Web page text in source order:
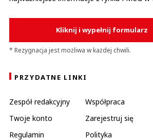
Kliknij i wypełnij formularz
* Rezygnacja jest możliwa w każdej chwili.
PRZYDATNE LINKI
Zespół redakcyjny Współpraca
Twoje konto
Zarejestruj się
Regulamin
Polityka